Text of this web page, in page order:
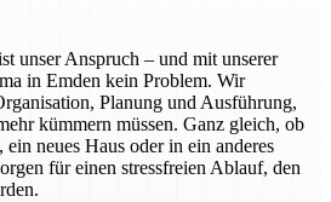
unser Anspruch – und mit unserer
in Emden kein Problem. Wir
Planung und Ausführung,
kümmern müssen. Ganz gleich, ob
neues Haus oder in ein anderes
für einen stressfreien Ablauf, den